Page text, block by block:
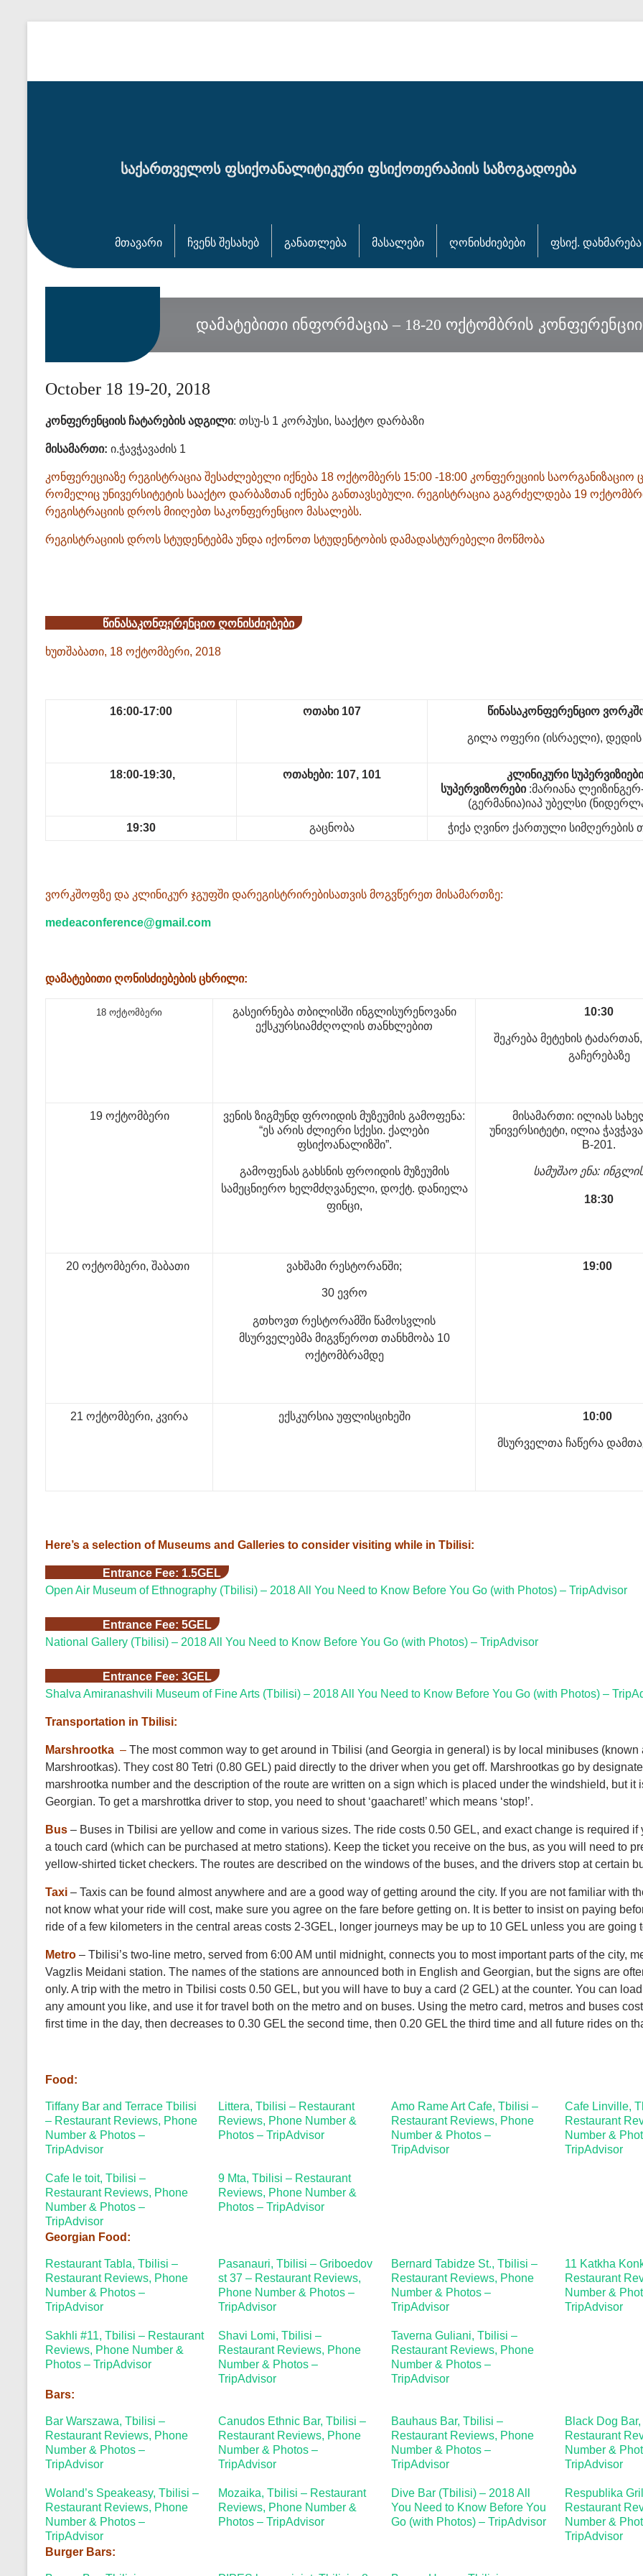
საქართველოს ფსიქოანალიტიკური ფსიქოთერაპიის საზოგადოება
მთავარი ჩვენს შესახებ განათლება მასალები ღონისძიებები ფსიქ. დახმარება
დამატებითი ინფორმაცია – 18-20 ოქტომბრის
October 18 19-20, 2018
კონფერენციის ჩატარების ადგილი: თსუ-ს 1 კორპუსი, სააქტო დარბაზი
მისამართი: ი.ჭავჭავაძის 1
კონფერეციაზე რეგისტრაცია შესაძლებელი იქნება 18 ოქტომბერს 15:00 -18:00 კონფერეციის საორგანიზაციო
რომელიც უნივერსიტეტის სააქტო დარბაზთან იქნება განთავსებული. რეგისტრაცია გაგრძელდება 19
რეგისტრაციის დროს მიიღებთ საკონფერენციო მასალებს.
რეგისტრაციის დროს სტუდენტებმა უნდა იქონოთ სტუდენტობის დამადასტურებელი მოწმობა
წინასაკონფერენციო ღონისძიებები
ხუთშაბათი, 18 ოქტომბერი, 2018
16:00-17:00 ოთახი 107 წინასაკონფერენციო
გილა ოფერი (ისრაელი), დედის
18:00-19:30, ოთახები: 107, 101 კლინიკური სუპერვიზიები
სუპერვიზორები:მარიანა
(გერმანია)იაპ უბელსი
19:30
გაცნობა ჭიქა ღვინო ქართული სიმღერების
ვორკშოფზე და კლინიკურ ჯგუფში დარეგისტრირებისათვის მოგვწერეთ მისამართზე:
medeaconference@gmail.com
დამატებითი ღონისძიებების ცხრილი:
18 ოქტომბერი
გასეირნება თბილისში ინგლისურენოვანი
ექსკურსიამძღოლის თანხლებით
10:30
შეკრება მეტეხის
გაჩერებაზე
19 ოქტომბერი
ვენის ზიგმუნდ ფროიდის მუზეუმის გამოფენა:
“ეს არის ძლიერი სქესი. ქალები
ფსიქოანალიზში”.
გამოფენას გახსნის ფროიდის მუზეუმის
სამეცნიერო ხელმძღვანელი, დოქტ. დანიელა
ფინცი,
მისამართი: ილიას
უნივერსიტეტი, ილია
B-201.
სამუშაო ენა:
18:30
20 ოქტომბერი, შაბათი ვახშამი რესტორანში;
30 ევრო
გთხოვთ რესტორამში წამოსვლის
მსურველებმა მიგვწეროთ თანხმობა 10
ოქტომბრამდე
19:00
21 ოქტომბერი, კვირა ექსკურსია უფლისციხეში 10:00
მსურველთა ჩაწერა
Here’s a selection of Museums and Galleries to consider visiting while in Tbilisi:
Entrance Fee: 1.5GEL
Open Air Museum of Ethnography (Tbilisi) – 2018 All You Need to Know Before You Go (with Photos) – TripAdvisor
Entrance Fee: 5GEL
National Gallery (Tbilisi) – 2018 All You Need to Know Before You Go (with Photos) – TripAdvisor
Entrance Fee: 3GEL
Shalva Amiranashvili Museum of Fine Arts (Tbilisi) – 2018 All You Need to Know Before You Go (with Photos) –
Transportation in Tbilisi:
Marshrootka – The most common way to get around in Tbilisi (and Georgia in general) is by local minibuses (known
Marshrootkas). They cost 80 Tetri (0.80 GEL) paid directly to the driver when you get off. Marshrootkas go by
marshrootka number and the description of the route are written on a sign which is placed under the windshield, but it
Georgian. To get a marshrottka driver to stop, you need to shout ‘gaacharet!’ which means ‘stop!’.
Bus – Buses in Tbilisi are yellow and come in various sizes. The ride costs 0.50 GEL, and exact change is required if
a touch card (which can be purchased at metro stations). Keep the ticket you receive on the bus, as you will need to
yellow-shirted ticket checkers. The routes are described on the windows of the buses, and the drivers stop at certain
Taxi – Taxis can be found almost anywhere and are a good way of getting around the city. If you are not familiar with
not know what your ride will cost, make sure you agree on the fare before getting on. It is better to insist on paying
ride of a few kilometers in the central areas costs 2-3GEL, longer journeys may be up to 10 GEL unless you are going
Metro – Tbilisi’s two-line metro, served from 6:00 AM until midnight, connects you to most important parts of the city,
Vagzlis Meidani station. The names of the stations are announced both in English and Georgian, but the signs are
only. A trip with the metro in Tbilisi costs 0.50 GEL, but you will have to buy a card (2 GEL) at the counter. You can
any amount you like, and use it for travel both on the metro and on buses. Using the metro card, metros and buses
first time in the day, then decreases to 0.30 GEL the second time, then 0.20 GEL the third time and all future rides on
Food:
Tiffany Bar and Terrace Tbilisi
– Restaurant Reviews, Phone
Number & Photos –
TripAdvisor
Littera, Tbilisi – Restaurant
Reviews, Phone Number &
Photos – TripAdvisor
Amo Rame Art Cafe, Tbilisi –
Restaurant Reviews, Phone
Number & Photos –
TripAdvisor
Cafe Linville,
Restaurant
Number &
TripAdvisor
Cafe le toit, Tbilisi –
Restaurant Reviews, Phone
Number & Photos –
TripAdvisor
9 Mta, Tbilisi – Restaurant
Reviews, Phone Number &
Photos – TripAdvisor
Georgian Food:
Restaurant Tabla, Tbilisi –
Restaurant Reviews, Phone
Number & Photos –
TripAdvisor
Pasanauri, Tbilisi – Griboedov
st 37 – Restaurant Reviews,
Phone Number & Photos –
TripAdvisor
Bernard Tabidze St., Tbilisi –
Restaurant Reviews, Phone
Number & Photos –
TripAdvisor
11 Katkha
Restaurant
Number &
TripAdvisor
Sakhli #11, Tbilisi – Restaurant
Reviews, Phone Number &
Photos – TripAdvisor
Shavi Lomi, Tbilisi –
Restaurant Reviews, Phone
Number & Photos –
TripAdvisor
Taverna Guliani, Tbilisi –
Restaurant Reviews, Phone
Number & Photos –
TripAdvisor
Bars:
Bar Warszawa, Tbilisi –
Restaurant Reviews, Phone
Number & Photos –
TripAdvisor
Canudos Ethnic Bar, Tbilisi –
Restaurant Reviews, Phone
Number & Photos –
TripAdvisor
Bauhaus Bar, Tbilisi –
Restaurant Reviews, Phone
Number & Photos –
TripAdvisor
Black Dog
Restaurant
Number &
TripAdvisor
Woland’s Speakeasy, Tbilisi –
Restaurant Reviews, Phone
Number & Photos –
TripAdvisor
Mozaika, Tbilisi – Restaurant
Reviews, Phone Number &
Photos – TripAdvisor
Dive Bar (Tbilisi) – 2018 All
You Need to Know Before You
Go (with Photos) – TripAdvisor
Respublika
Restaurant
Number &
TripAdvisor
Burger Bars: